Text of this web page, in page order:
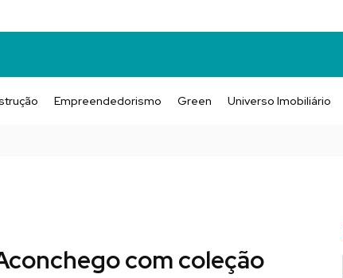
Empreendedorismo Green Universo Imobiliário
com coleção